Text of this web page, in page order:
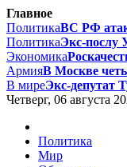
Главное
ПолитикаВС РФ
ПолитикаЭкс-послу
Экономика
АрмияВ Москве
В миреЭкс-депутат
Четверг, 06 августа
Политика
Мир